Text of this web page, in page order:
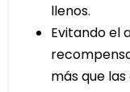
llenos.
Evitando el
más que